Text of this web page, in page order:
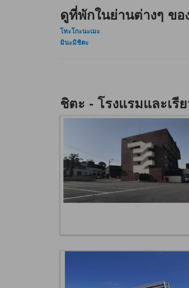
ดูที่พักในย่านต่างๆ ขอ
โทะโกะนะเมะ
มินะมิชิตะ
ชิตะ - โรงแรมและเรี